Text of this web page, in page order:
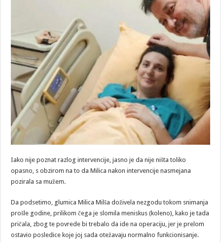
Iako nije poznat razlog intervencije, jasno je da nije ništa toliko
opasno, s obzirom na to da Milica nakon intervencije nasmejana
pozirala sa mužem.
Da podsetimo, glumica Milica Milša doživela nezgodu tokom snimanja
prošle godine, prilikom čega je slomila meniskus (koleno), kako je tada
pričala, zbog te povrede bi trebalo da ide na operaciju, jer je prelom
ostavio posledice koje joj sada otežavaju normalno funkcionisanje.